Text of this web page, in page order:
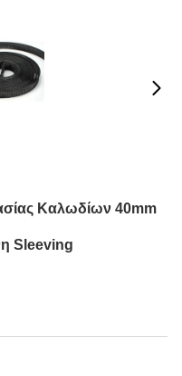
Καλωδίων 40mm
Sleeving